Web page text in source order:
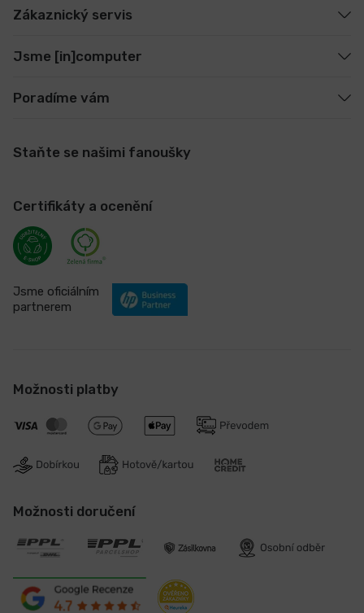
Zákaznický servis
Jsme [in]computer
Poradíme vám
Staňte se našimi fanoušky
Certifikáty a ocenění
Jsme oficiálním
partnerem
Možnosti platby
Možnosti doručení